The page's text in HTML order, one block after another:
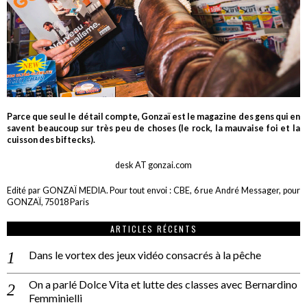
Parce que seul le détail compte, Gonzaï est le magazine des gens qui en
savent beaucoup sur très peu de choses (le rock, la mauvaise foi et la
cuisson des biftecks).
desk AT gonzai.com
Edité par GONZAÏ MEDIA. Pour tout envoi : CBE, 6 rue André Messager, pour
GONZAÏ, 75018 Paris
ARTICLES RÉCENTS
Dans le vortex des jeux vidéo consacrés à la pêche
On a parlé Dolce Vita et lutte des classes avec Bernardino
Femminielli